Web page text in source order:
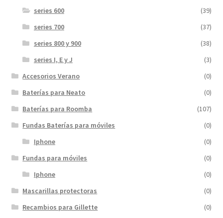
series 600
(39)
series 700
(37)
series 800 y 900
(38)
series I, E y J
(3)
Accesorios Verano
(0)
Baterías para Neato
(0)
Baterías para Roomba
(107)
Fundas Baterías para móviles
(0)
Iphone
(0)
Fundas para móviles
(0)
Iphone
(0)
Mascarillas protectoras
(0)
Recambios para Gillette
(0)